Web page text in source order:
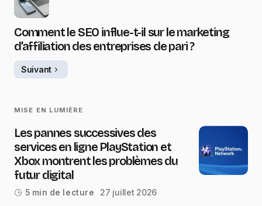
Comment le SEO influe-t-il sur le marketing
d’affiliation des entreprises de pari ?
Suivant
MISE EN LUMIÈRE
Les pannes successives des
services en ligne PlayStation et
Xbox montrent les problèmes du
futur digital
5 min de lecture 27 juillet 2026